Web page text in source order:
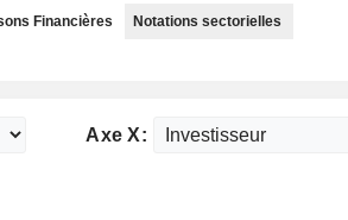
Financières Notations sectorielles
Axe X: